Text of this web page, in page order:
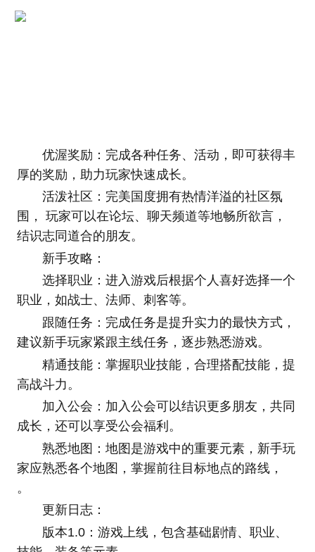
优渥奖励：完成各种任务、活动，即可获得丰
厚的奖励，助力玩家快速成长。
活泼社区：完美国度拥有热情洋溢的社区氛
围， 玩家可以在论坛、聊天频道等地畅所欲言，
结识志同道合的朋友。
新手攻略：
选择职业：进入游戏后根据个人喜好选择一个
职业，如战士、法师、刺客等。
跟随任务：完成任务是提升实力的最快方式，
建议新手玩家紧跟主线任务，逐步熟悉游戏。
精通技能：掌握职业技能，合理搭配技能，提
高战斗力。
加入公会：加入公会可以结识更多朋友，共同
成长，还可以享受公会福利。
熟悉地图：地图是游戏中的重要元素，新手玩
家应熟悉各个地图，掌握前往目标地点的路线，
。
更新日志：
版本1.0：游戏上线，包含基础剧情、职业、